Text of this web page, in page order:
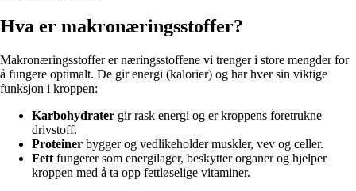
Hva er makronæringsstoffer?
Makronæringsstoffer er næringsstoffene vi trenger i store mengder for
å fungere optimalt. De gir energi (kalorier) og har hver sin viktige
funksjon i kroppen:
Karbohydrater gir rask energi og er kroppens foretrukne
drivstoff.
Proteiner bygger og vedlikeholder muskler, vev og celler.
Fett fungerer som energilager, beskytter organer og hjelper
kroppen med å ta opp fettløselige vitaminer.